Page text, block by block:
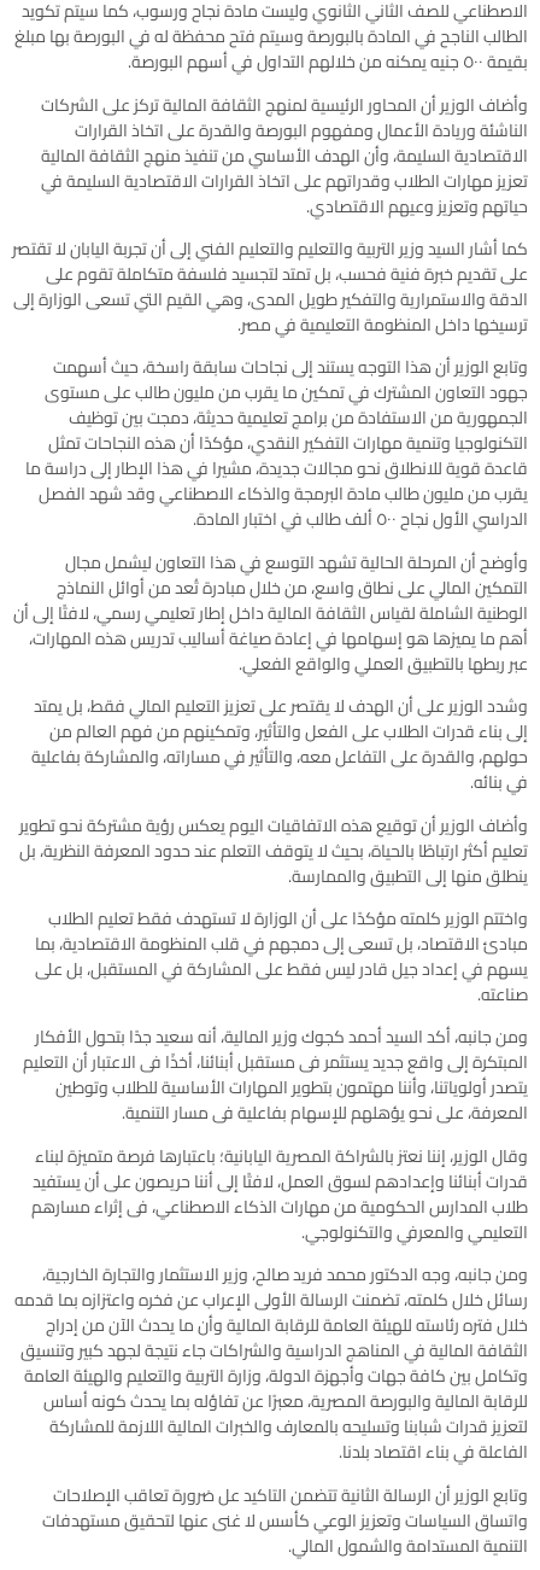
الاصطناعي للصف الثاني الثانوي وليست مادة نجاح ورسوب، كما سيتم تكويد
الطالب الناجح في المادة بالبورصة وسيتم فتح محفظة له في البورصة بها مبلغ
بقيمة ٥٠٠ جنيه يمكنه من خلالهم التداول في أسهم البورصة.
وأضاف الوزير أن المحاور الرئيسية لمنهج الثقافة المالية تركز على الشركات
الناشئة وريادة الأعمال ومفهوم البورصة والقدرة على اتخاذ القرارات
الاقتصادية السليمة، وأن الهدف الأساسي من تنفيذ منهج الثقافة المالية
تعزيز مهارات الطلاب وقدراتهم على اتخاذ القرارات الاقتصادية السليمة في
حياتهم وتعزيز وعيهم الاقتصادي.
كما أشار السيد وزير التربية والتعليم والتعليم الفني إلى أن تجربة اليابان لا تقتصر
على تقديم خبرة فنية فحسب، بل تمتد لتجسيد فلسفة متكاملة تقوم على
الدقة والاستمرارية والتفكير طويل المدى، وهي القيم التي تسعى الوزارة إلى
ترسيخها داخل المنظومة التعليمية في مصر.
وتابع الوزير أن هذا التوجه يستند إلى نجاحات سابقة راسخة، حيث أسهمت
جهود التعاون المشترك في تمكين ما يقرب من مليون طالب على مستوى
الجمهورية من الاستفادة من برامج تعليمية حديثة، دمجت بين توظيف
التكنولوجيا وتنمية مهارات التفكير النقدي، مؤكدًا أن هذه النجاحات تمثل
قاعدة قوية للانطلاق نحو مجالات جديدة، مشيرا في هذا الإطار إلى دراسة ما
يقرب من مليون طالب مادة البرمجة والذكاء الاصطناعي وقد شهد الفصل
الدراسي الأول نجاح ٥٠٠ ألف طالب في اختبار المادة.
وأوضح أن المرحلة الحالية تشهد التوسع في هذا التعاون ليشمل مجال
التمكين المالي على نطاق واسع، من خلال مبادرة تُعد من أوائل النماذج
الوطنية الشاملة لقياس الثقافة المالية داخل إطار تعليمي رسمي، لافتًا إلى أن
أهم ما يميزها هو إسهامها في إعادة صياغة أساليب تدريس هذه المهارات،
عبر ربطها بالتطبيق العملي والواقع الفعلي.
وشدد الوزير على أن الهدف لا يقتصر على تعزيز التعليم المالي فقط، بل يمتد
إلى بناء قدرات الطلاب على الفعل والتأثير، وتمكينهم من فهم العالم من
حولهم، والقدرة على التفاعل معه، والتأثير في مساراته، والمشاركة بفاعلية
في بنائه.
وأضاف الوزير أن توقيع هذه الاتفاقيات اليوم يعكس رؤية مشتركة نحو تطوير
تعليم أكثر ارتباطًا بالحياة، بحيث لا يتوقف التعلم عند حدود المعرفة النظرية، بل
ينطلق منها إلى التطبيق والممارسة.
واختتم الوزير كلمته مؤكدًا على أن الوزارة لا تستهدف فقط تعليم الطلاب
مبادئ الاقتصاد، بل تسعى إلى دمجهم في قلب المنظومة الاقتصادية، بما
يسهم في إعداد جيل قادر ليس فقط على المشاركة في المستقبل، بل على
صناعته.
ومن جانبه، أكد السيد أحمد كجوك وزير المالية، أنه سعيد جدًا بتحول الأفكار
المبتكرة إلى واقع جديد يستثمر فى مستقبل أبنائنا، أخذًا فى الاعتبار أن التعليم
يتصدر أولوياتنا، وأننا مهتمون بتطوير المهارات الأساسية للطلاب وتوطين
المعرفة، على نحو يؤهلهم للإسهام بفاعلية فى مسار التنمية.
وقال الوزير، إننا نعتز بالشراكة المصرية اليابانية؛ باعتبارها فرصة متميزة لبناء
قدرات أبنائنا وإعدادهم لسوق العمل، لافتًا إلى أننا حريصون على أن يستفيد
طلاب المدارس الحكومية من مهارات الذكاء الاصطناعي، فى إثراء مسارهم
التعليمي والمعرفي والتكنولوجي.
ومن جانبه، وجه الدكتور محمد فريد صالح، وزير الاستثمار والتجارة الخارجية،
رسائل خلال كلمته، تضمنت الرسالة الأولى الإعراب عن فخره واعتزازه بما قدمه
خلال فتره رئاسته للهيئة العامة للرقابة المالية وأن ما يحدث الآن من إدراج
الثقافة المالية في المناهج الدراسية والشراكات جاء نتيجة لجهد كبير وتنسيق
وتكامل بين كافة جهات وأجهزة الدولة، وزارة التربية والتعليم والهيئة العامة
للرقابة المالية والبورصة المصرية، معبرًا عن تفاؤله بما يحدث كونه أساس
لتعزيز قدرات شبابنا وتسليحه بالمعارف والخبرات المالية اللازمة للمشاركة
الفاعلة في بناء اقتصاد بلدنا.
وتابع الوزير أن الرسالة الثانية تتضمن التاكيد عل ضرورة تعاقب الإصلاحات
واتساق السياسات وتعزيز الوعي كأسس لا غنى عنها لتحقيق مستهدفات
التنمية المستدامة والشمول المالي.